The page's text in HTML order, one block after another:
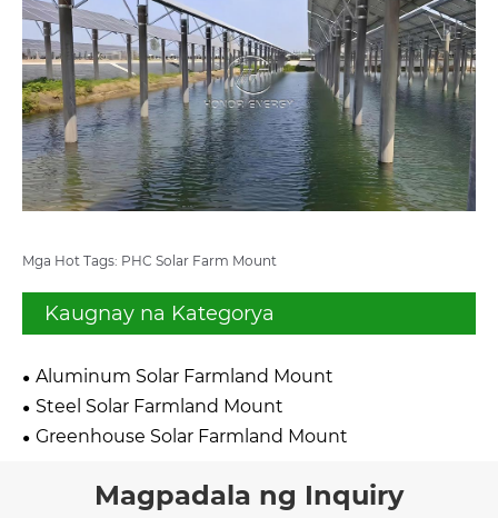
Mga Hot Tags: PHC Solar Farm Mount
Kaugnay na Kategorya
Aluminum Solar Farmland Mount
Steel Solar Farmland Mount
Greenhouse Solar Farmland Mount
Magpadala ng Inquiry